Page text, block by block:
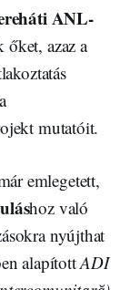
ANL-
őket, azaz a
mutatóit.
emlegetett,
hoz való
nyújthat
alapítottADI